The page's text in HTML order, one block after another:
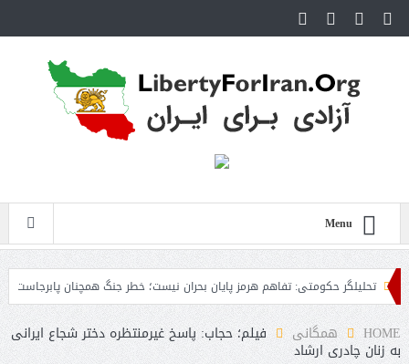
Menu
تحلیلگر حکومتی: تفاهم هرمز پایان بحران نیست؛ خطر جنگ همچنان پابرجاست
HOME همگانی فیلم؛ حجاب: پاسخ غیرمنتظره دختر شجاع ایرانی
به زنان چادری ارشاد